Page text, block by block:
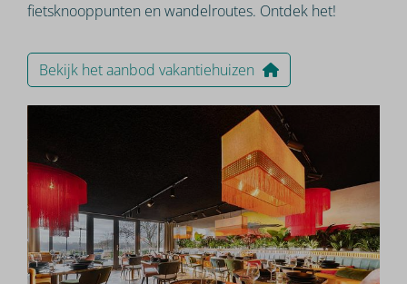
fietsknooppunten en wandelroutes. Ontdek het!
Bekijk het aanbod vakantiehuizen